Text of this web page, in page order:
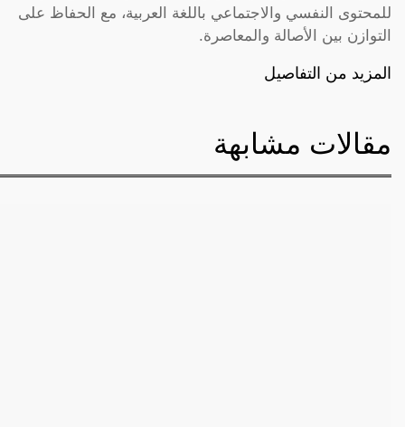
للمحتوى النفسي والاجتماعي باللغة العربية، مع الحفاظ على
التوازن بين الأصالة والمعاصرة.
المزيد من التفاصيل
مقالات مشابهة